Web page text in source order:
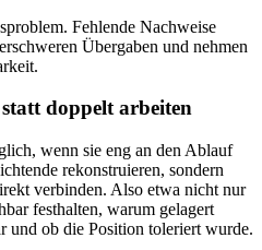
Fehlende Nachweise
Übergaben und nehmen
doppelt arbeiten
wenn sie eng an den Ablauf
rekonstruieren, sondern
verbinden. Also etwa nicht nur
festhalten, warum gelagert
und ob die Position toleriert wurde.